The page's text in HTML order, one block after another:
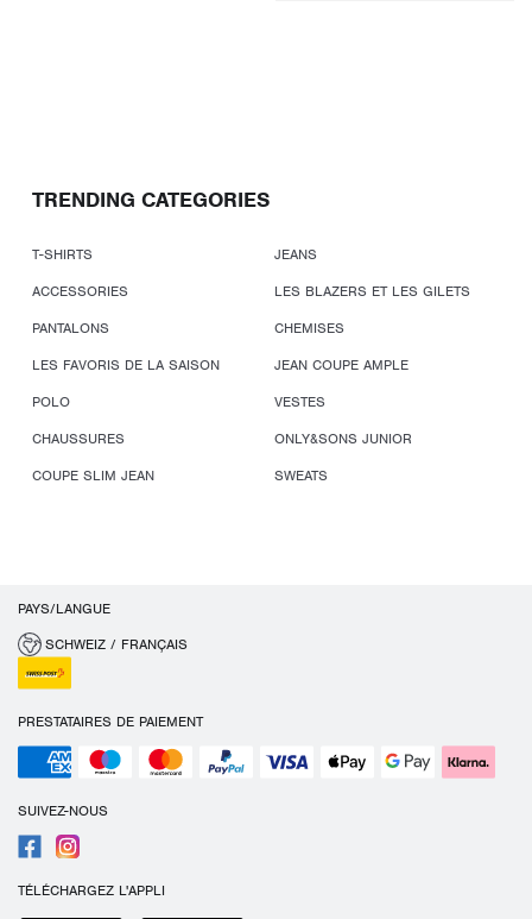
TRENDING CATEGORIES
T-SHIRTS
JEANS
ACCESSORIES
LES BLAZERS ET LES GILETS
PANTALONS
CHEMISES
LES FAVORIS DE LA SAISON
JEAN COUPE AMPLE
POLO
VESTES
CHAUSSURES
ONLY&SONS JUNIOR
COUPE SLIM JEAN
SWEATS
PAYS/LANGUE
SCHWEIZ / FRANÇAIS
PRESTATAIRES DE PAIEMENT
SUIVEZ-NOUS
TÉLÉCHARGEZ L'APPLI